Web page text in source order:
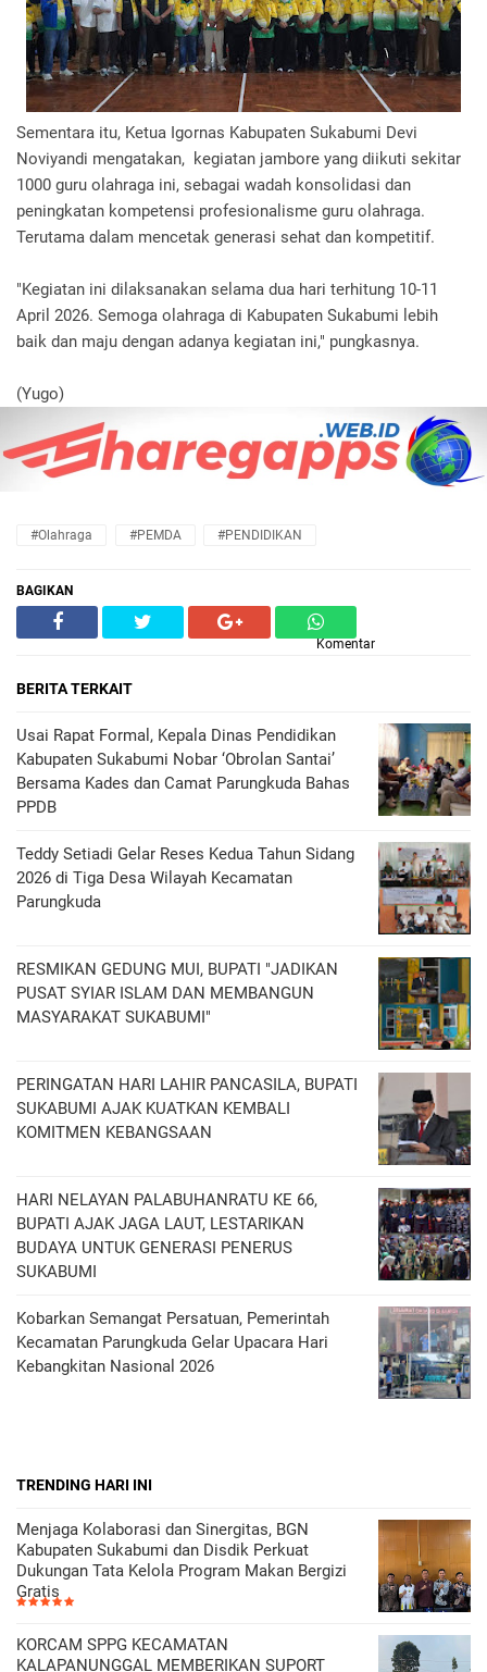
Sementara itu, Ketua Igornas Kabupaten Sukabumi Devi
Noviyandi mengatakan, kegiatan jambore yang diikuti sekitar
1000 guru olahraga ini, sebagai wadah konsolidasi dan
peningkatan kompetensi profesionalisme guru olahraga.
Terutama dalam mencetak generasi sehat dan kompetitif.
"Kegiatan ini dilaksanakan selama dua hari terhitung 10-11
April 2026. Semoga olahraga di Kabupaten Sukabumi lebih
baik dan maju dengan adanya kegiatan ini," pungkasnya.
(Yugo)
#Olahraga #PEMDA #PENDIDIKAN
BAGIKAN
Komentar
BERITA TERKAIT
Usai Rapat Formal, Kepala Dinas Pendidikan
Kabupaten Sukabumi Nobar ‘Obrolan Santai’
Bersama Kades dan Camat Parungkuda Bahas
PPDB
Teddy Setiadi Gelar Reses Kedua Tahun Sidang
2026 di Tiga Desa Wilayah Kecamatan
Parungkuda
RESMIKAN GEDUNG MUI, BUPATI "JADIKAN
PUSAT SYIAR ISLAM DAN MEMBANGUN
MASYARAKAT SUKABUMI"
PERINGATAN HARI LAHIR PANCASILA, BUPATI
SUKABUMI AJAK KUATKAN KEMBALI
KOMITMEN KEBANGSAAN
HARI NELAYAN PALABUHANRATU KE 66,
BUPATI AJAK JAGA LAUT, LESTARIKAN
BUDAYA UNTUK GENERASI PENERUS
SUKABUMI
Kobarkan Semangat Persatuan, Pemerintah
Kecamatan Parungkuda Gelar Upacara Hari
Kebangkitan Nasional 2026
TRENDING HARI INI
Menjaga Kolaborasi dan Sinergitas, BGN
Kabupaten Sukabumi dan Disdik Perkuat
Dukungan Tata Kelola Program Makan Bergizi
Gratis
KORCAM SPPG KECAMATAN
KALAPANUNGGAL MEMBERIKAN SUPORT